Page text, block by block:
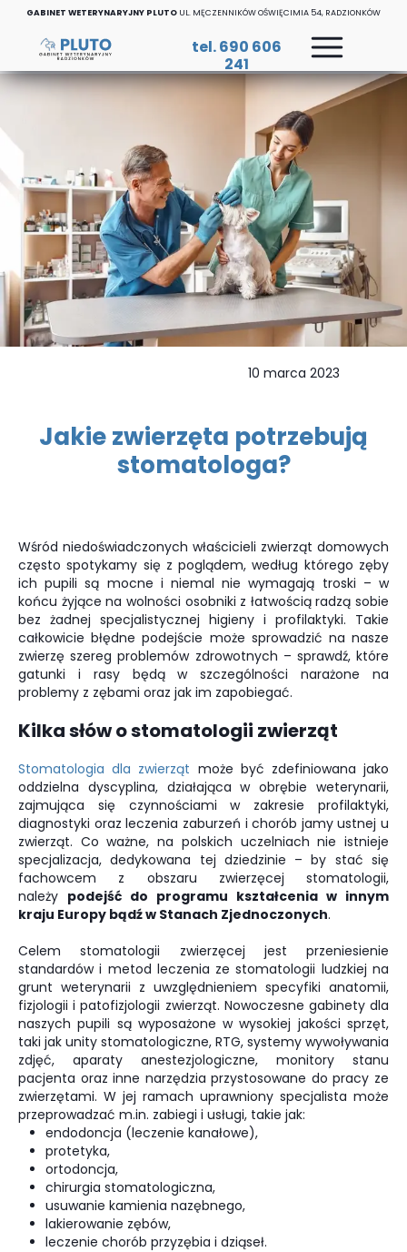
tel. 690 606
241
GABINET WETERYNARYJNY PLUTO UL. MĘCZENNIKÓW OŚWIĘCIMIA 54, RADZIONKÓW
10 marca 2023
Jakie zwierzęta potrzebują
stomatologa?
Wśród niedoświadczonych właścicieli zwierząt domowych
często spotykamy się z poglądem, według którego zęby
ich pupili są mocne i niemal nie wymagają troski – w
końcu żyjące na wolności osobniki z łatwością radzą sobie
bez żadnej specjalistycznej higieny i profilaktyki. Takie
całkowicie błędne podejście może sprowadzić na nasze
zwierzę szereg problemów zdrowotnych – sprawdź, które
gatunki i rasy będą w szczególności narażone na
problemy z zębami oraz jak im zapobiegać.
Kilka słów o stomatologii zwierząt
Stomatologia dla zwierząt może być zdefiniowana jako
oddzielna dyscyplina, działająca w obrębie weterynarii,
zajmująca się czynnościami w zakresie profilaktyki,
diagnostyki oraz leczenia zaburzeń i chorób jamy ustnej u
zwierząt. Co ważne, na polskich uczelniach nie istnieje
specjalizacja, dedykowana tej dziedzinie – by stać się
fachowcem z obszaru zwierzęcej stomatologii,
należy podejść do programu kształcenia w innym
kraju Europy bądź w Stanach Zjednoczonych.
Celem stomatologii zwierzęcej jest przeniesienie
standardów i metod leczenia ze stomatologii ludzkiej na
grunt weterynarii z uwzględnieniem specyfiki anatomii,
fizjologii i patofizjologii zwierząt. Nowoczesne gabinety dla
naszych pupili są wyposażone w wysokiej jakości sprzęt,
taki jak unity stomatologiczne, RTG, systemy wywoływania
zdjęć, aparaty anestezjologiczne, monitory stanu
pacjenta oraz inne narzędzia przystosowane do pracy ze
zwierzętami. W jej ramach uprawniony specjalista może
przeprowadzać m.in. zabiegi i usługi, takie jak:
endodoncja (leczenie kanałowe),
protetyka,
ortodoncja,
chirurgia stomatologiczna,
usuwanie kamienia nazębnego,
lakierowanie zębów,
leczenie chorób przyzębia i dziąseł.